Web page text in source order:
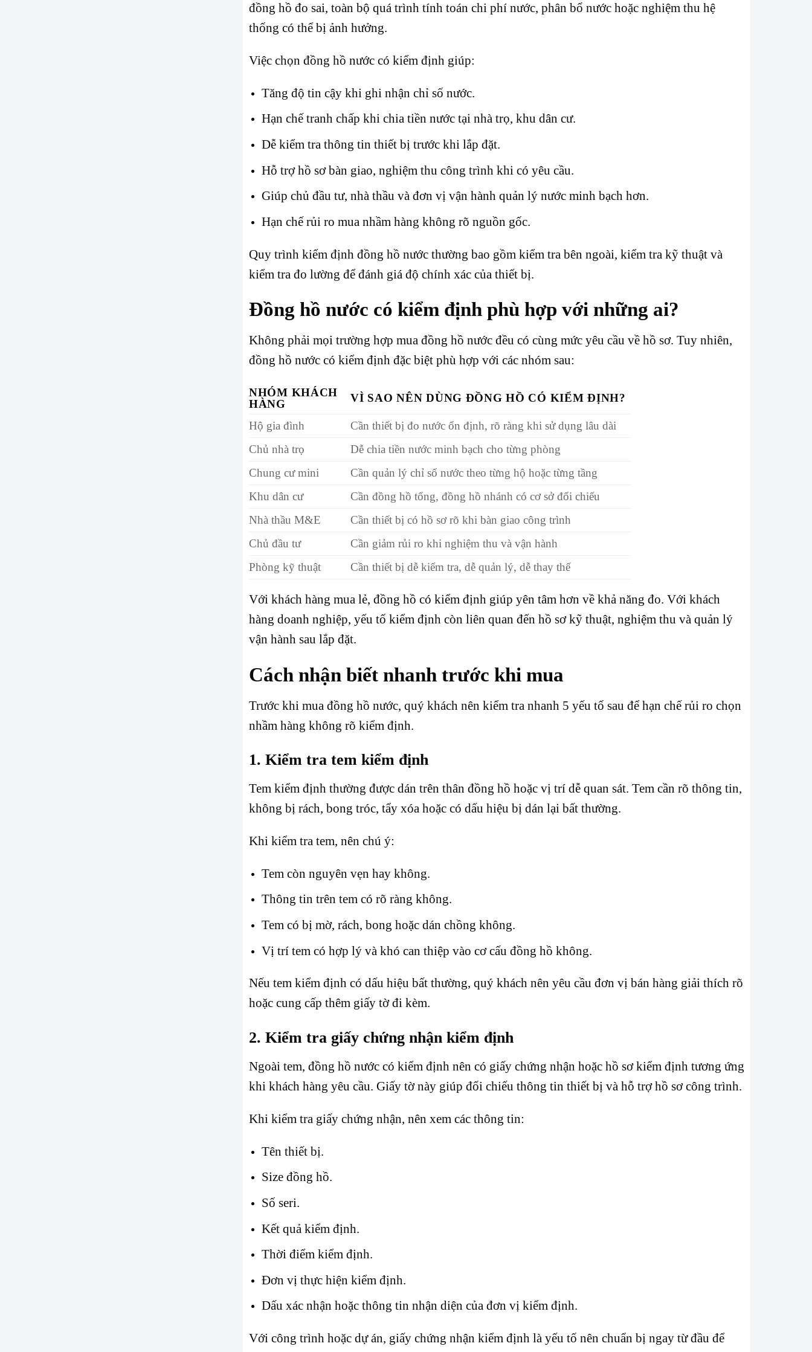
đồng hồ đo sai, toàn bộ quá trình tính toán chi phí nước, phân bổ nước hoặc nghiệm thu hệ
thống có thể bị ảnh hưởng.
Việc chọn đồng hồ nước có kiểm định giúp:
Tăng độ tin cậy khi ghi nhận chỉ số nước.
Hạn chế tranh chấp khi chia tiền nước tại nhà trọ, khu dân cư.
Dễ kiểm tra thông tin thiết bị trước khi lắp đặt.
Hỗ trợ hồ sơ bàn giao, nghiệm thu công trình khi có yêu cầu.
Giúp chủ đầu tư, nhà thầu và đơn vị vận hành quản lý nước minh bạch hơn.
Hạn chế rủi ro mua nhầm hàng không rõ nguồn gốc.
Quy trình kiểm định đồng hồ nước thường bao gồm kiểm tra bên ngoài, kiểm tra kỹ thuật và
kiểm tra đo lường để đánh giá độ chính xác của thiết bị.
Đồng hồ nước có kiểm định phù hợp với những ai?
Không phải mọi trường hợp mua đồng hồ nước đều có cùng mức yêu cầu về hồ sơ. Tuy nhiên,
đồng hồ nước có kiểm định đặc biệt phù hợp với các nhóm sau:
NHÓM KHÁCH
HÀNG
VÌ SAO NÊN DÙNG ĐỒNG HỒ CÓ KIỂM ĐỊNH?
Hộ gia đình
Cần thiết bị đo nước ổn định, rõ ràng khi sử dụng lâu dài
Chủ nhà trọ
Dễ chia tiền nước minh bạch cho từng phòng
Chung cư mini
Cần quản lý chỉ số nước theo từng hộ hoặc từng tầng
Khu dân cư
Cần đồng hồ tổng, đồng hồ nhánh có cơ sở đối chiếu
Nhà thầu M&E
Cần thiết bị có hồ sơ rõ khi bàn giao công trình
Chủ đầu tư
Cần giảm rủi ro khi nghiệm thu và vận hành
Phòng kỹ thuật
Cần thiết bị dễ kiểm tra, dễ quản lý, dễ thay thế
Với khách hàng mua lẻ, đồng hồ có kiểm định giúp yên tâm hơn về khả năng đo. Với khách
hàng doanh nghiệp, yếu tố kiểm định còn liên quan đến hồ sơ kỹ thuật, nghiệm thu và quản lý
vận hành sau lắp đặt.
Cách nhận biết nhanh trước khi mua
Trước khi mua đồng hồ nước, quý khách nên kiểm tra nhanh 5 yếu tố sau để hạn chế rủi ro chọn
nhầm hàng không rõ kiểm định.
1. Kiểm tra tem kiểm định
Tem kiểm định thường được dán trên thân đồng hồ hoặc vị trí dễ quan sát. Tem cần rõ thông tin,
không bị rách, bong tróc, tẩy xóa hoặc có dấu hiệu bị dán lại bất thường.
Khi kiểm tra tem, nên chú ý:
Tem còn nguyên vẹn hay không.
Thông tin trên tem có rõ ràng không.
Tem có bị mờ, rách, bong hoặc dán chồng không.
Vị trí tem có hợp lý và khó can thiệp vào cơ cấu đồng hồ không.
Nếu tem kiểm định có dấu hiệu bất thường, quý khách nên yêu cầu đơn vị bán hàng giải thích rõ
hoặc cung cấp thêm giấy tờ đi kèm.
2. Kiểm tra giấy chứng nhận kiểm định
Ngoài tem, đồng hồ nước có kiểm định nên có giấy chứng nhận hoặc hồ sơ kiểm định tương ứng
khi khách hàng yêu cầu. Giấy tờ này giúp đối chiếu thông tin thiết bị và hỗ trợ hồ sơ công trình.
Khi kiểm tra giấy chứng nhận, nên xem các thông tin:
Tên thiết bị.
Size đồng hồ.
Số seri.
Kết quả kiểm định.
Thời điểm kiểm định.
Đơn vị thực hiện kiểm định.
Dấu xác nhận hoặc thông tin nhận diện của đơn vị kiểm định.
Với công trình hoặc dự án, giấy chứng nhận kiểm định là yếu tố nên chuẩn bị ngay từ đầu để